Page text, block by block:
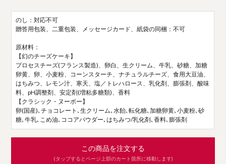
のし：対応不可
贈答用包装、二重包装、メッセージカード、紙袋の同梱：不可
原材料：
【幻のチーズケーキ】
プロセスチーズ(フランス製造)、卵白、生クリーム、牛乳、砂糖、加糖
卵黄、卵、小麦粉、コーンスターチ、ナチュラルチーズ、食用大豆油、
はちみつ、レモン汁、寒天、塩／トレハロース、乳化剤、膨張剤、酸味
料、pH調整剤、安定剤(増粘多糖類)、香料
【クラシック・ヌーボー】
卵(国産)､チョコレート､生クリーム､水飴､転化糖､加糖卵黄､小麦粉､砂
糖､牛乳､こめ油､ココアパウダー､はちみつ/乳化剤､香料､膨張剤
この商品を注文する
(タップするとページ上部のカート箇所に移動します)